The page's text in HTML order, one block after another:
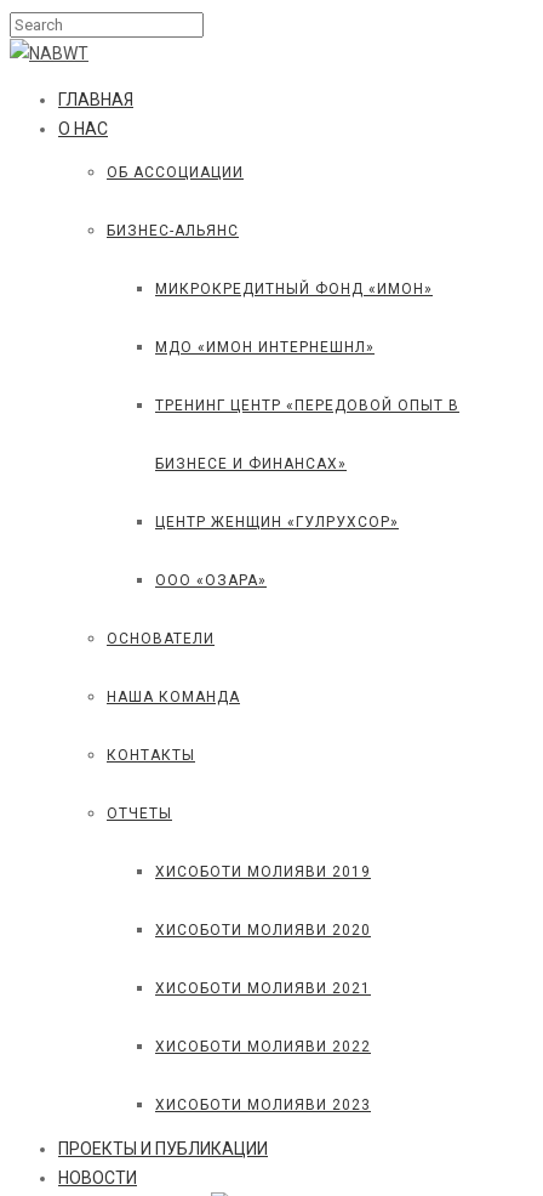
ГЛАВНАЯ
О НАС
ОБ АССОЦИАЦИИ
БИЗНЕС-АЛЬЯНС
МИКРОКРЕДИТНЫЙ ФОНД «ИМОН»
МДО «ИМОН ИНТЕРНЕШНЛ»
ТРЕНИНГ ЦЕНТР «ПЕРЕДОВОЙ ОПЫТ В
БИЗНЕСЕ И ФИНАНСАХ»
ЦЕНТР ЖЕНЩИН «ГУЛРУХСОР»
ООО «ОЗАРА»
ОСНОВАТЕЛИ
НАША КОМАНДА
КОНТАКТЫ
ОТЧЕТЫ
ХИСОБОТИ МОЛИЯВИ 2019
ХИСОБОТИ МОЛИЯВИ 2020
ХИСОБОТИ МОЛИЯВИ 2021
ХИСОБОТИ МОЛИЯВИ 2022
ХИСОБОТИ МОЛИЯВИ 2023
ПРОЕКТЫ И ПУБЛИКАЦИИ
НОВОСТИ